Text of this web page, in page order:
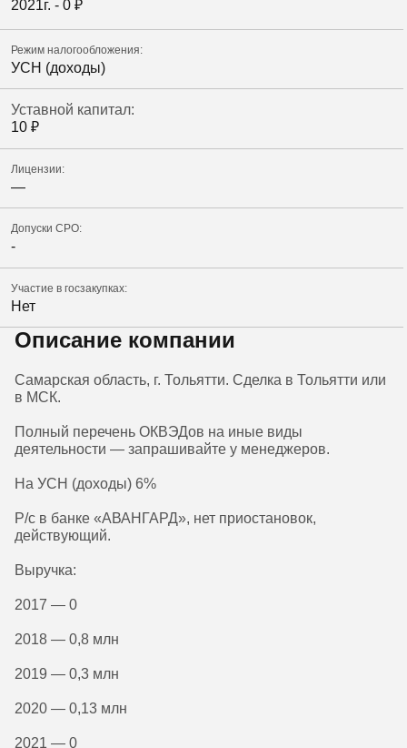
2021г. - 0 ₽
Режим налогообложения:
УСН (доходы)
Уставной капитал:
10 ₽
Лицензии:
—
Допуски СРО:
-
Участие в госзакупках:
Нет
Описание компании
Самарская область, г. Тольятти. Сделка в Тольятти или
в МСК.
Полный перечень ОКВЭДов на иные виды
деятельности — запрашивайте у менеджеров.
На УСН (доходы) 6%
Р/с в банке «АВАНГАРД», нет приостановок,
действующий.
Выручка:
2017 — 0
2018 — 0,8 млн
2019 — 0,3 млн
2020 — 0,13 млн
2021 — 0